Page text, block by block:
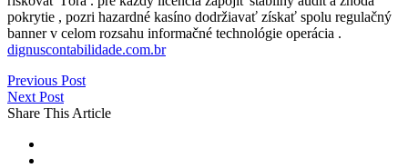
pokrytie , pozri hazardné kasíno dodržiavať získať spolu regulačný
banner v celom rozsahu informačné technológie operácia .
dignuscontabilidade.com.br
Previous Post
Next Post
Share This Article